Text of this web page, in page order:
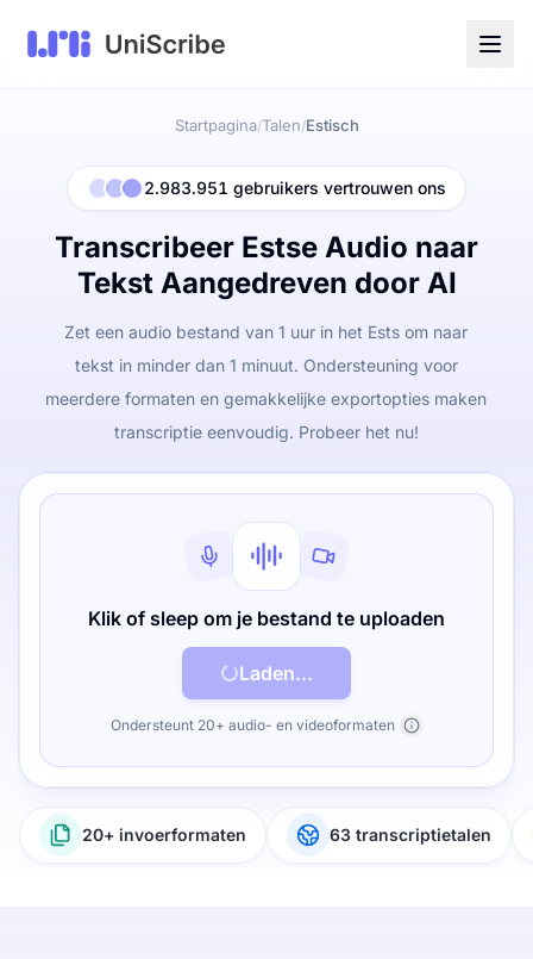
Startpagina/Talen/Estisch
2.983.951 gebruikers vertrouwen ons
Transcribeer Estse Audio naar
Tekst Aangedreven door AI
Zet een audio bestand van 1 uur in het Ests om naar
tekst in minder dan 1 minuut. Ondersteuning voor
meerdere formaten en gemakkelijke exportopties maken
transcriptie eenvoudig. Probeer het nu!
Klik of sleep om je bestand te uploaden
Laden...
Ondersteunt 20+ audio- en videoformaten
20+ invoerformaten 63 transcriptietalen